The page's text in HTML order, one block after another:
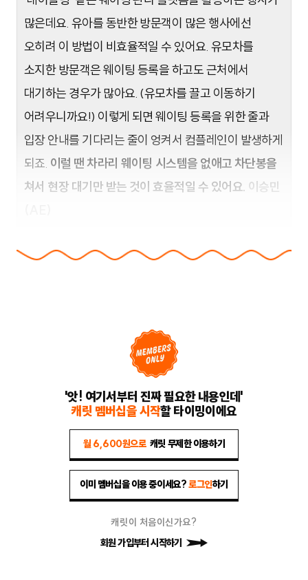
많은데요. 유아를 동반한 방문객이 많은 행사에선
오히려 이 방법이 비효율적일 수 있어요. 유모차를
소지한 방문객은 웨이팅 등록을 하고도 근처에서
대기하는 경우가 많아요. (유모차를 끌고 이동하기
어려우니까요!) 이렇게 되면 웨이팅 등록을 위한 줄과
입장 안내를 기다리는 줄이 엉켜서 컴플레인이 발생하게
되죠. 이럴 땐 차라리 웨이팅 시스템을 없애고 차단봉을
쳐서 현장 대기만 받는 것이 효율적일 수 있어요. 이승민
'앗! 여기서부터 진짜 필요한 내용인데'
캐릿 멤버십을 시작할 타이밍이에요
월 6,600원으로 캐릿 무제한 이용하기
이미 멤버십을 이용 중이세요?로그인하기
캐릿이 처음이신가요?
회원 가입부터 시작하기